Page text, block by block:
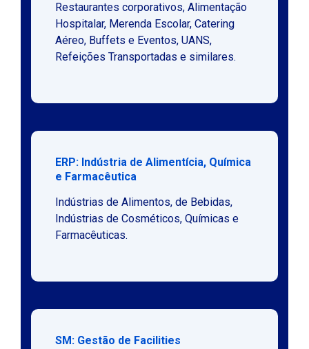
Restaurantes corporativos, Alimentação
Hospitalar, Merenda Escolar, Catering
Aéreo, Buffets e Eventos, UANS,
Refeições Transportadas e similares.
ERP: Indústria de Alimentícia, Química
e Farmacêutica
Indústrias de Alimentos, de Bebidas,
Indústrias de Cosméticos, Químicas e
Farmacêuticas.
SM: Gestão de Facilities